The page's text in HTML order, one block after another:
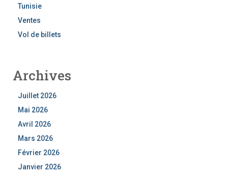
Tunisie
Ventes
Vol de billets
Archives
Juillet 2026
Mai 2026
Avril 2026
Mars 2026
Février 2026
Janvier 2026